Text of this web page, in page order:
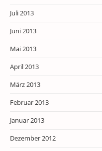
Juli 2013
Juni 2013
Mai 2013
April 2013
März 2013
Februar 2013
Januar 2013
Dezember 2012